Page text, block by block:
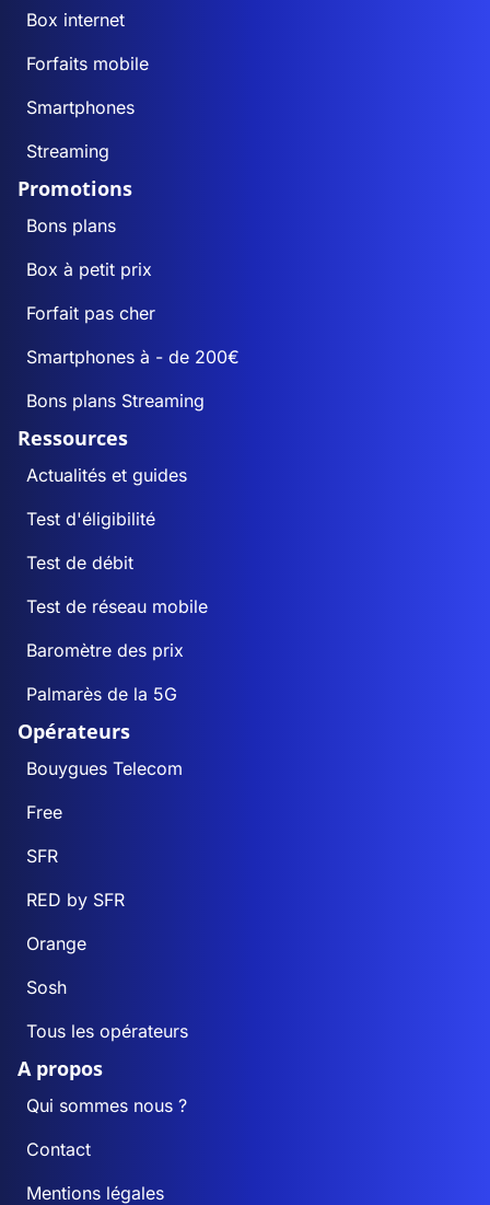
Box internet
Forfaits mobile
Smartphones
Streaming
Promotions
Bons plans
Box à petit prix
Forfait pas cher
Smartphones à - de 200€
Bons plans Streaming
Ressources
Actualités et guides
Test d'éligibilité
Test de débit
Test de réseau mobile
Baromètre des prix
Palmarès de la 5G
Opérateurs
Bouygues Telecom
Free
SFR
RED by SFR
Orange
Sosh
Tous les opérateurs
A propos
Qui sommes nous ?
Contact
Mentions légales